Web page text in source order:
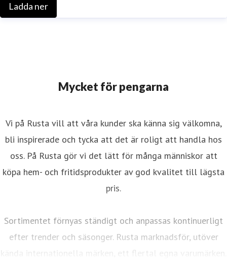
Ladda ner
Mycket för pengarna
Vi på Rusta vill att våra kunder ska känna sig välkomna,
bli inspirerade och tycka att det är roligt att handla hos
oss. På Rusta gör vi det lätt för många människor att
köpa hem- och fritidsprodukter av god kvalitet till lägsta
pris.
Sortimentet förnyas ständigt och anpassas kontinuerligt
efter trender och säsonger. Rusta marknadsför, utöver
kända internationella märken, ett flertal egna varumärken.